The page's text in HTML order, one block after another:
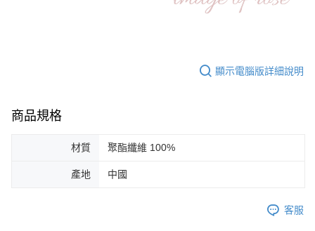
顯示電腦版詳細說明
商品規格
材質 聚酯纖維 100%
產地 中國
客服